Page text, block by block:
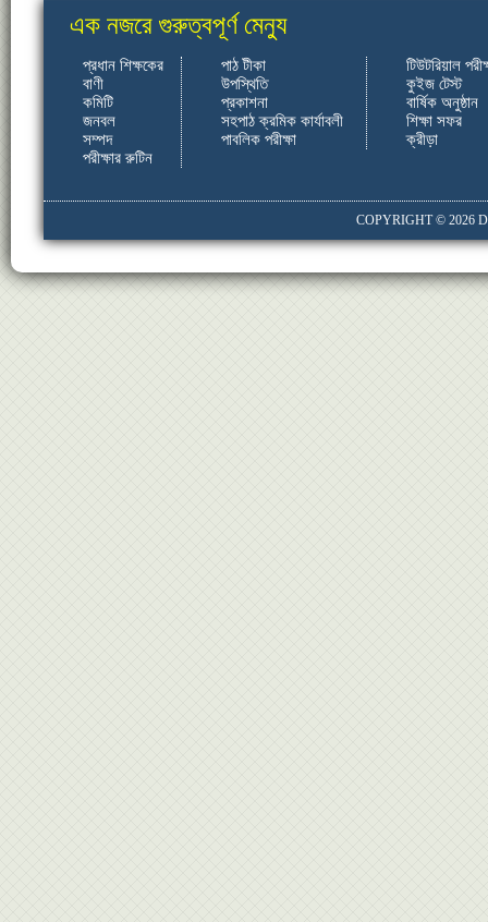
এক নজরে গুরুত্বপূর্ণ মেন্যু
প্রধান শিক্ষকের
বাণী
কমিটি
জনবল
সম্পদ
পরীক্ষার রুটিন
পাঠ টীকা
উপস্থিতি
প্রকাশনা
সহপাঠ ক্রমিক কার্যাবলী
পাবলিক পরীক্ষা
টিউটরিয়াল
কুইজ টেস্ট
বার্ষিক অনুষ্ঠান
শিক্ষা সফর
ক্রীড়া
COPYRIGHT © 2026